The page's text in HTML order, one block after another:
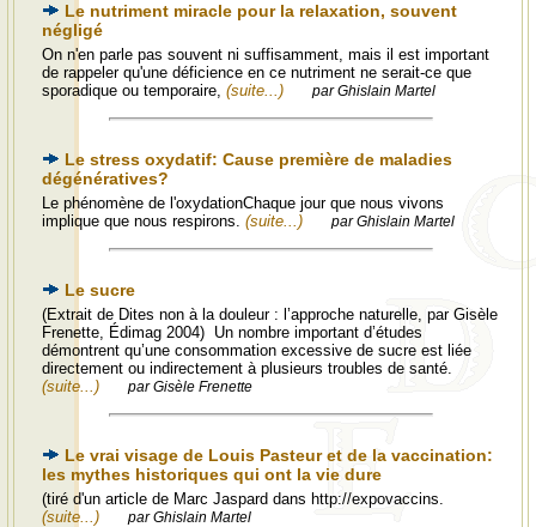
Le nutriment miracle pour la relaxation, souvent
négligé
On n'en parle pas souvent ni suffisamment, mais il est important
de rappeler qu'une déficience en ce nutriment ne serait-ce que
sporadique ou temporaire, (suite...) par Ghislain Martel
Le stress oxydatif: Cause première de maladies
dégénératives?
Le phénomène de l'oxydationChaque jour que nous vivons
implique que nous respirons. (suite...) par Ghislain Martel
Le sucre
(Extrait de Dites non à la douleur : l’approche naturelle, par Gisèle
Frenette, Édimag 2004) Un nombre important d’études
démontrent qu’une consommation excessive de sucre est liée
directement ou indirectement à plusieurs troubles de santé.
(suite...)
par Gisèle Frenette
Le vrai visage de Louis Pasteur et de la vaccination:
les mythes historiques qui ont la vie dure
(tiré d'un article de Marc Jaspard dans http://expovaccins.
(suite...)
par Ghislain Martel